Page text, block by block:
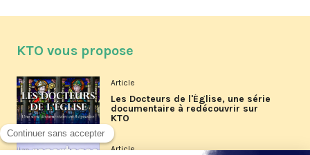
KTO vous propose
Article
Les Docteurs de l'Église, une série
documentaire à redécouvrir sur
KTO
Article